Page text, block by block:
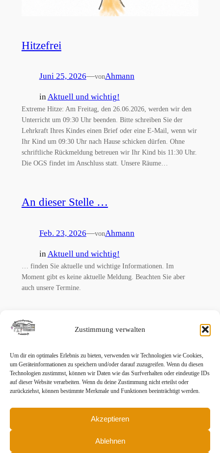
Zustimmung verwalten
Um dir ein optimales Erlebnis zu bieten, verwenden wir Technologien wie Cookies,
um Geräteinformationen zu speichern und/oder darauf zuzugreifen. Wenn du diesen
Technologien zustimmst, können wir Daten wie das Surfverhalten oder eindeutige IDs
auf dieser Website verarbeiten. Wenn du deine Zustimmung nicht erteilst oder
zurückziehst, können bestimmte Merkmale und Funktionen beeinträchtigt werden.
Akzeptieren
Ablehnen
Hitzefrei
Juni 25, 2026—vonAhmann
inAktuell und wichtig!
Extreme Hitze: Am Freitag, den 26.06.2026, werden wir den
Unterricht um 09:30 Uhr beenden. Bitte schreiben Sie der
Lehrkraft Ihres Kindes einen Brief oder eine E-Mail, wenn wir
Ihr Kind um 09:30 Uhr nach Hause schicken dürfen. Ohne
schriftliche Rückmeldung betreuen wir Ihr Kind bis 11:30 Uhr.
Die OGS findet im Anschluss statt. Unsere Räume…
An dieser Stelle …
Feb. 23, 2026—vonAhmann
inAktuell und wichtig!
… finden Sie aktuelle und wichtige Informationen. Im
Moment gibt es keine aktuelle Meldung. Beachten Sie aber
auch unsere Termine.
Grundschule Friedhofstraße
Dies ist die Homepage der Grundschule Friedhofstraße in
Datenschutz & Impressum